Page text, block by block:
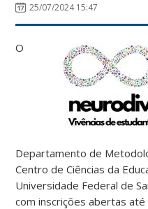
25/07/2024 15:47
O
Departamento de
Centro de Ciências da
Universidade Federal de
com inscrições abertas até